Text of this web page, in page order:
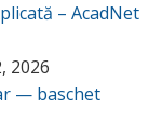
– AcadNet
2026
— baschet